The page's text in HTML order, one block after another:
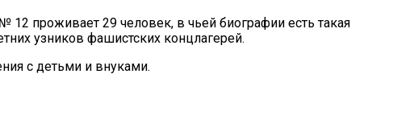
проживает 29 человек, в чьей биографии есть такая
узников фашистских концлагерей.
с детьми и внуками.